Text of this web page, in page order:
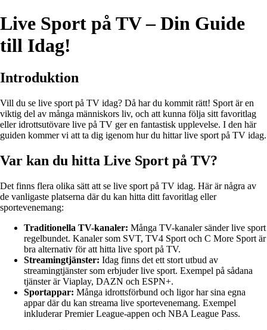
Live Sport på TV – Din Guide
till Idag!
Introduktion
Vill du se live sport på TV idag? Då har du kommit rätt! Sport är en
viktig del av många människors liv, och att kunna följa sitt favoritlag
eller idrottsutövare live på TV ger en fantastisk upplevelse. I den här
guiden kommer vi att ta dig igenom hur du hittar live sport på TV idag.
Var kan du hitta Live Sport på TV?
Det finns flera olika sätt att se live sport på TV idag. Här är några av
de vanligaste platserna där du kan hitta ditt favoritlag eller
sportevenemang:
Traditionella TV-kanaler: Många TV-kanaler sänder live sport
regelbundet. Kanaler som SVT, TV4 Sport och C More Sport är
bra alternativ för att hitta live sport på TV.
Streamingtjänster: Idag finns det ett stort utbud av
streamingtjänster som erbjuder live sport. Exempel på sådana
tjänster är Viaplay, DAZN och ESPN+.
Sportappar: Många idrottsförbund och ligor har sina egna
appar där du kan streama live sportevenemang. Exempel
inkluderar Premier League-appen och NBA League Pass.